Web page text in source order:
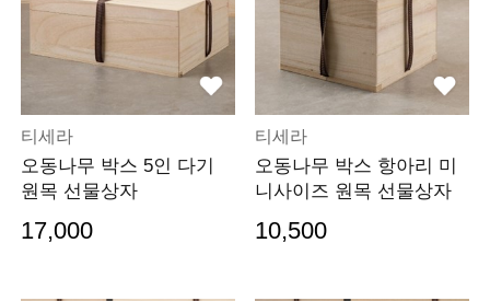
티세라
오동나무 박스 5인 다기
원목 선물상자
17,000
티세라
오동나무 박스 항아리 미
니사이즈 원목 선물상자
10,500